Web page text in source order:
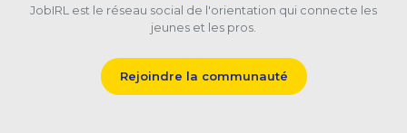
JobIRL est le réseau social de l'orientation qui connecte les
jeunes et les pros.
Rejoindre la communauté